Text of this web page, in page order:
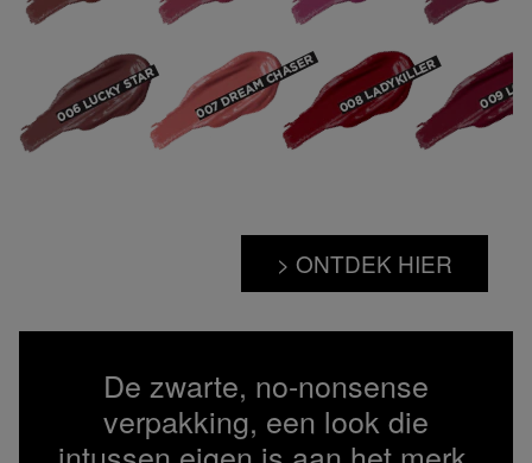
> ONTDEK HIER
De zwarte, no-nonsense
verpakking, een look die